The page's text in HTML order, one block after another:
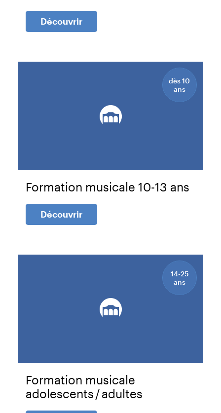
Découvrir
dès 10
ans
Formation musicale 10-13 ans
Découvrir
14-25
ans
Formation musicale
adolescents / adultes